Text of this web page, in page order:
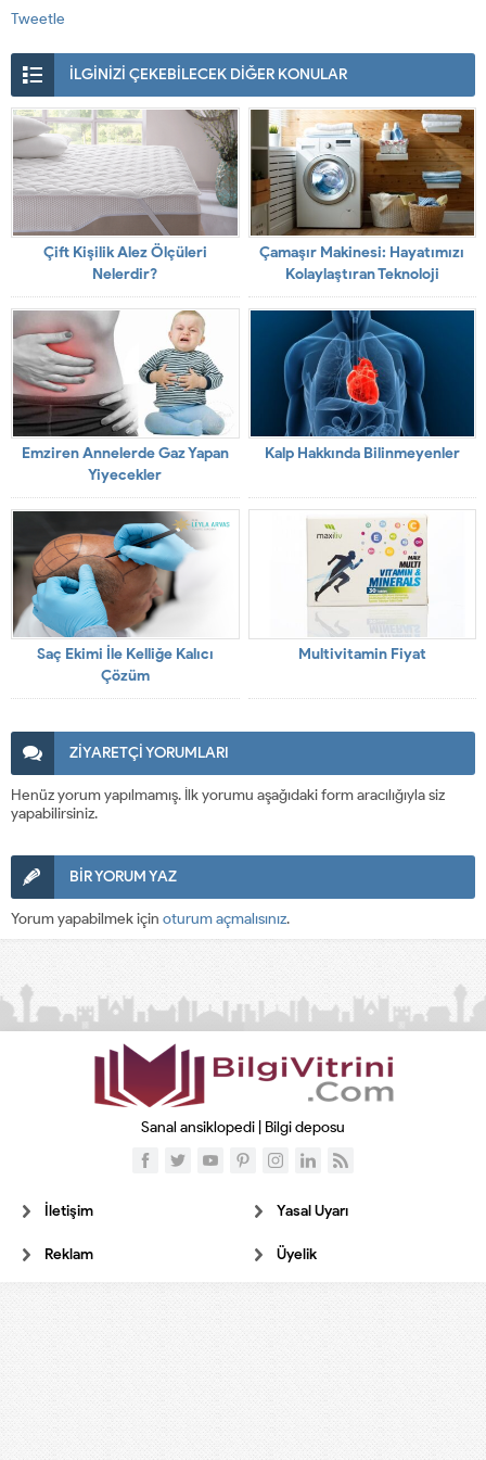
Tweetle
İLGİNİZİ ÇEKEBİLECEK DİĞER KONULAR
Çift Kişilik Alez Ölçüleri
Nelerdir?
Çamaşır Makinesi: Hayatımızı
Kolaylaştıran Teknoloji
Emziren Annelerde Gaz Yapan
Yiyecekler
Kalp Hakkında Bilinmeyenler
Saç Ekimi İle Kelliğe Kalıcı
Çözüm
Multivitamin Fiyat
ZİYARETÇİ YORUMLARI
Henüz yorum yapılmamış. İlk yorumu aşağıdaki form aracılığıyla siz
yapabilirsiniz.
BİR YORUM YAZ
Yorum yapabilmek için oturum açmalısınız.
Sanal ansiklopedi | Bilgi deposu
İletişim Yasal Uyarı
Reklam Üyelik